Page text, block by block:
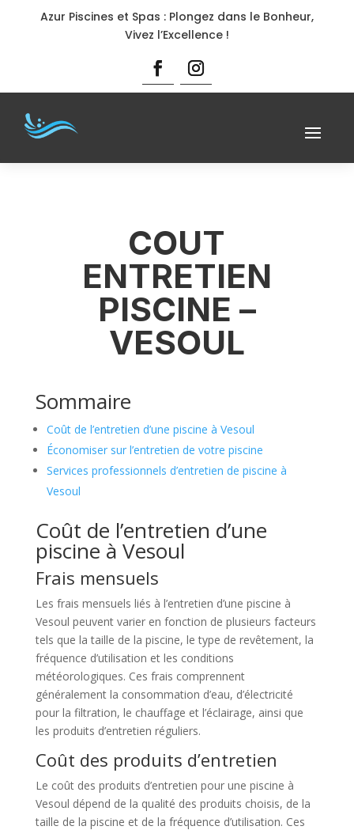
Azur Piscines et Spas : Plongez dans le Bonheur,
Vivez l’Excellence !
COUT
ENTRETIEN
PISCINE –
VESOUL
Sommaire
Coût de l’entretien d’une piscine à Vesoul
Économiser sur l’entretien de votre piscine
Services professionnels d’entretien de piscine à
Vesoul
Coût de l’entretien d’une
piscine à Vesoul
Frais mensuels
Les frais mensuels liés à l’entretien d’une piscine à
Vesoul peuvent varier en fonction de plusieurs facteurs
tels que la taille de la piscine, le type de revêtement, la
fréquence d’utilisation et les conditions
météorologiques. Ces frais comprennent
généralement la consommation d’eau, d’électricité
pour la filtration, le chauffage et l’éclairage, ainsi que
les produits d’entretien réguliers.
Coût des produits d’entretien
Le coût des produits d’entretien pour une piscine à
Vesoul dépend de la qualité des produits choisis, de la
taille de la piscine et de la fréquence d’utilisation. Ces